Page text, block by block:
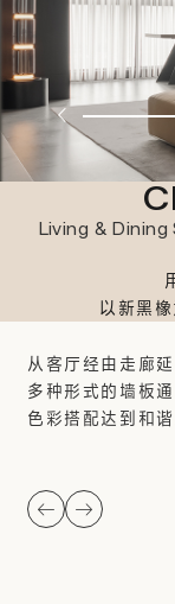
以新黑
Living & Dining
从客厅经由走廊
多种形式的墙板
色彩搭配达到和